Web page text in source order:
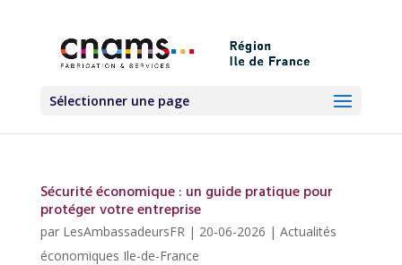
Sélectionner une page
Sécurité économique : un guide pratique pour
protéger votre entreprise
par LesAmbassadeursFR| 20-06-2026 | Actualités
économiques Ile-de-France